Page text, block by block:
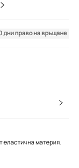
дни право на връщане
еластична материя.